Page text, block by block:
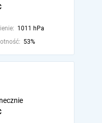
1011 hPa
53%